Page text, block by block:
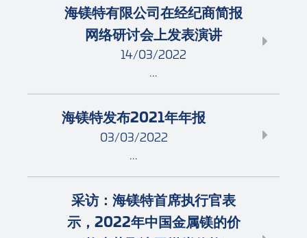
海镁特有限公司在经纪商简报
网络研讨会上发表演讲
14/03/2022
...
海镁特发布2021年年报
03/03/2022
...
采访：海镁特首席执行官表
示，2022年中国金属镁的价